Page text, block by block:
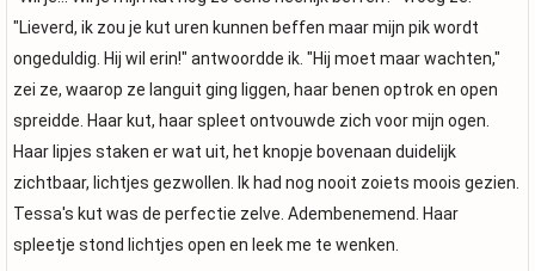
"Lieverd, ik zou je kut uren kunnen beffen maar mijn pik wordt
ongeduldig. Hij wil erin!" antwoordde ik. "Hij moet maar wachten,"
zei ze, waarop ze languit ging liggen, haar benen optrok en open
spreidde. Haar kut, haar spleet ontvouwde zich voor mijn ogen.
Haar lipjes staken er wat uit, het knopje bovenaan duidelijk
zichtbaar, lichtjes gezwollen. Ik had nog nooit zoiets moois gezien.
Tessa's kut was de perfectie zelve. Adembenemend. Haar
spleetje stond lichtjes open en leek me te wenken.